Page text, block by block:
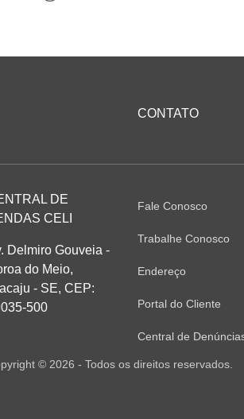
CONTATO
DE
CELI
Delmiro Gouveia -
do Meio,
- SE, CEP:
500
Fale Conosco
Trabalhe Conosco
Endereço
Portal do Cliente
Central de
© 2026 - Todos os direitos reservados.